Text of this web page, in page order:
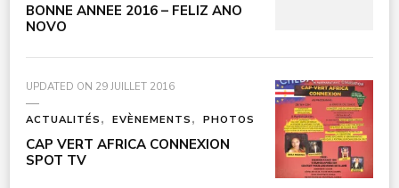
BONNE ANNEE 2016 – FELIZ ANO
NOVO
UPDATED ON 29 JUILLET 2016
ACTUALITÉS EVÈNEMENTS PHOTOS
CAP VERT AFRICA CONNEXION
SPOT TV